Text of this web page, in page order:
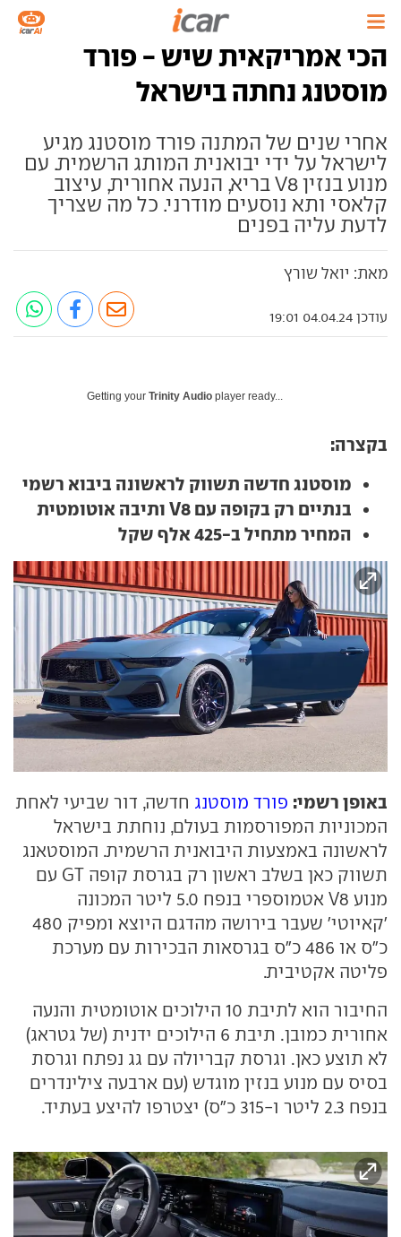
הכי אמריקאית שיש - פורד
מוסטנג נחתה בישראל
אחרי שנים של המתנה פורד מוסטנג מגיע
לישראל על ידי יבואנית המותג הרשמית. עם
מנוע בנזין V8 בריא, הנעה אחורית, עיצוב
קלאסי ותא נוסעים מודרני. כל מה שצריך
לדעת עליה בפנים
מאת: יואל שורץ
עודכן 04.04.24 19:01
Getting your Trinity Audio player ready...
בקצרה:
מוסטנג חדשה תשווק לראשונה ביבוא רשמי
בנתיים רק בקופה עם V8 ותיבה אוטומטית
המחיר מתחיל ב-425 אלף שקל
באופן רשמי: פורד מוסטנג חדשה, דור שביעי לאחת
המכוניות המפורסמות בעולם, נוחתת בישראל
לראשונה באמצעות היבואנית הרשמית. המוסטאנג
תשווק כאן בשלב ראשון רק בגרסת קופה GT עם
מנוע V8 אטמוספרי בנפח 5.0 ליטר המכונה
'קאיוטי' שעבר בירושה מהדגם היוצא ומפיק 480
כ"ס או 486 כ"ס בגרסאות הבכירות עם מערכת
פליטה אקטיבית.
החיבור הוא לתיבת 10 הילוכים אוטומטית והנעה
אחורית כמובן. תיבת 6 הילוכים ידנית (של גטראג)
לא תוצע כאן. וגרסת קבריולה עם גג נפתח וגרסת
בסיס עם מנוע בנזין מוגדש (עם ארבעה צילינדרים
בנפח 2.3 ליטר ו-315 כ"ס) יצטרפו להיצע בעתיד.